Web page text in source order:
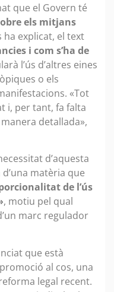
que el Govern té
els mitjans
ha explicat, el text
i com s’ha de
l’ús d’altres eines
o els
«Tot
i, per tant, fa falta
detallada»,
d’aquesta
matèria que
de l’ús
, motiu pel qual
marc regulador
que està
al cos, una
legal recent.